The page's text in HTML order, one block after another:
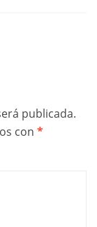
publicada.
con *